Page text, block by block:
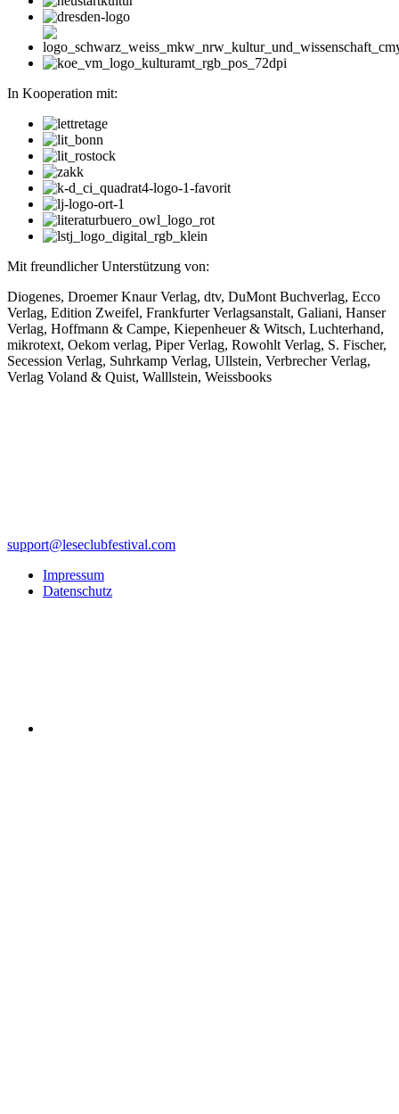
In Kooperation mit:
Mit freundlicher Unterstützung von:
Diogenes, Droemer Knaur Verlag, dtv, DuMont Buchverlag, Ecco
Verlag, Edition Zweifel, Frankfurter Verlagsanstalt, Galiani, Hanser
Verlag, Hoffmann & Campe, Kiepenheuer & Witsch, Luchterhand,
mikrotext, Oekom verlag, Piper Verlag, Rowohlt Verlag, S. Fischer,
Secession Verlag, Suhrkamp Verlag, Ullstein, Verbrecher Verlag,
Verlag Voland & Quist, Walllstein, Weissbooks
support@leseclubfestival.com
Impressum
Datenschutz